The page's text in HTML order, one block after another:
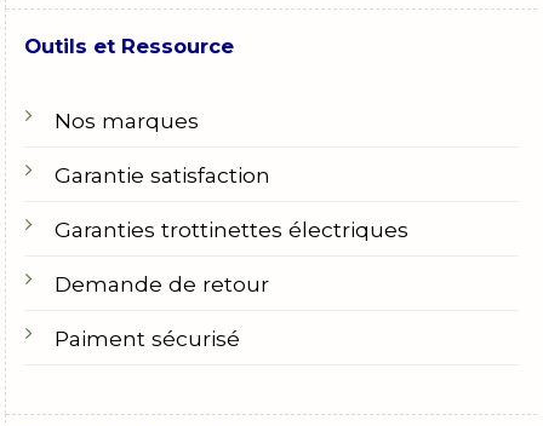
Outils et Ressource
Nos marques
Garantie satisfaction
Garanties trottinettes électriques
Demande de retour
Paiment sécurisé